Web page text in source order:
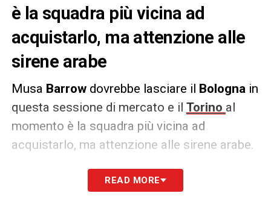
è la squadra più vicina ad
acquistarlo, ma attenzione alle
sirene arabe
Musa Barrowdovrebbe lasciare il Bologna in
questa sessione di mercato e il Torino al
momento è la squadra più vicina ad
acquistarlo, ma attenzione alle sirene arabe.
Secondo quanto riportato da Tuttosport
due club starebbero parlando per trovare
READ MORE